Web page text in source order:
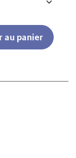
au panier